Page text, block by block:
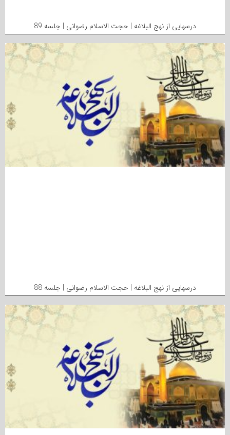
درسهایی از نهج البلاغه | حجت الاسلام رضوانی | جلسه 89
درسهایی از نهج البلاغه | حجت الاسلام رضوانی | جلسه 88